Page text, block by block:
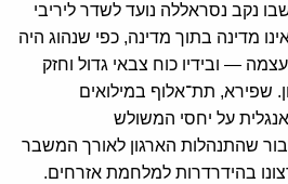
נקב נסראללה נועד לשדר ליריבי
מדינה בתוך מדינה, כפי שנהוג היה
— ובידיו כוח צבאי גדול וחזק
שפירא, תת־אלוף במילואים
על יחסי המשולש
שהתנהלות הארגון לאורך המשבר
בהידרדרות למלחמת אזרחים.